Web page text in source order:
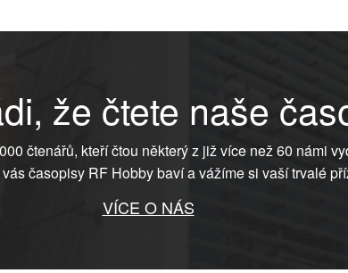
že čtete naše
čtenářů, kteří čtou některý z již více než 60 námi
časopisy RF Hobby baví a vážíme si vaší trvalé
VÍCE O NÁS